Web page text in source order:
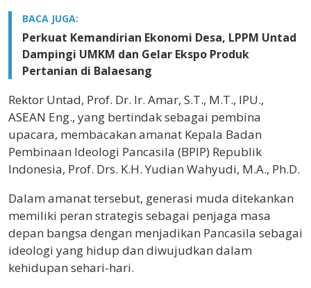
BACA JUGA:
Perkuat Kemandirian Ekonomi Desa, LPPM Untad
Dampingi UMKM dan Gelar Ekspo Produk
Pertanian di Balaesang
Rektor Untad, Prof. Dr. Ir. Amar, S.T., M.T., IPU.,
ASEAN Eng., yang bertindak sebagai pembina
upacara, membacakan amanat Kepala Badan
Pembinaan Ideologi Pancasila (BPIP) Republik
Indonesia, Prof. Drs. K.H. Yudian Wahyudi, M.A., Ph.D.
Dalam amanat tersebut, generasi muda ditekankan
memiliki peran strategis sebagai penjaga masa
depan bangsa dengan menjadikan Pancasila sebagai
ideologi yang hidup dan diwujudkan dalam
kehidupan sehari-hari.